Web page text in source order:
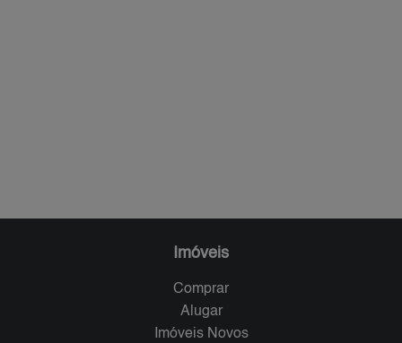
Imóveis
Comprar
Alugar
Imóveis Novos